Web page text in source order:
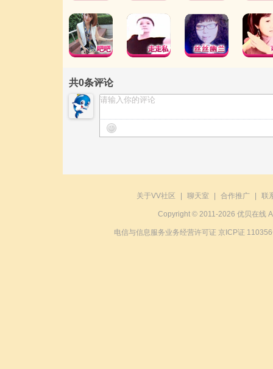
共0条评论
关于VV社区 聊天室 合作推广 联
Copyright © 2011-2026 优贝在线
电信与信息服务业务经营许可证 京ICP证